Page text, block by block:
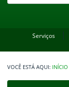
Serviços
INÍCIO